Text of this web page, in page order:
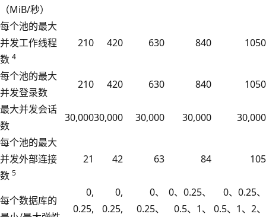
（MiB/秒）
每个池的最大
并发工作线程
数 4
210 420 630 840 1050
每个池的最大
并发登录数
210 420 630 840
1050
最大并发会话
数
30,00030,000 30,000 30,000
30,000
每个池的最大
并发外部连接
数 5
21 42 63 84 105
每个数据库的
0,
0.25,
0,
0.25,
0、
0.25、
0、0.25、
0.5、1、
0、0.25、
0.5、1、2、